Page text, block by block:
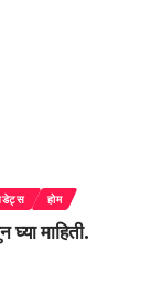
होम
माहिती.